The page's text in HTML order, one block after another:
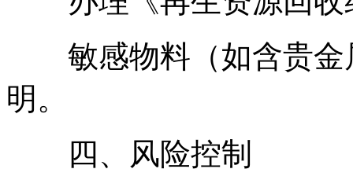
敏感物料（如含贵金
明。
四、风险控制